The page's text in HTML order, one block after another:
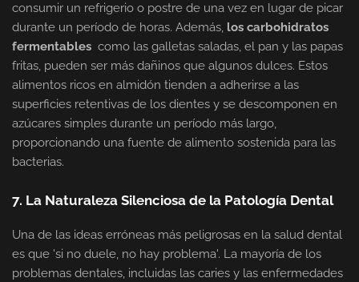
consumir un refrigerio o postre de una vez en lugar de picar
durante un período de horas. Además, los carbohidratos
fermentables como las galletas saladas, el pan y las papas
fritas, pueden ser más dañinos que algunos dulces. Estos
alimentos ricos en almidón tienden a adherirse a las
superficies retentivas de los dientes y se descomponen en
azúcares simples durante un período más largo,
proporcionando una fuente de alimento sostenida para las
bacterias.
7. La Naturaleza Silenciosa de la Patología Dental
Una de las ideas erróneas más peligrosas en la salud dental
es que 'si no duele, no hay problema'. La mayoría de los
problemas dentales, incluidas las caries y las enfermedades